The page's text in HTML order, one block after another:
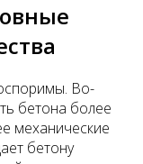
Во-
бетона более
механические
бетону